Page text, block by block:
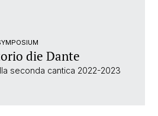
die Dante
seconda cantica 2022-2023